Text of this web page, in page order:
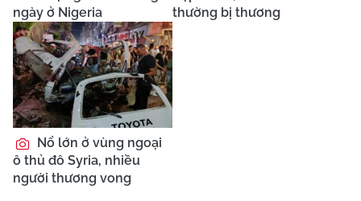
ngày ở Nigeria
thường bị thương
Nổ lớn ở vùng ngoại
ô thủ đô Syria, nhiều
người thương vong